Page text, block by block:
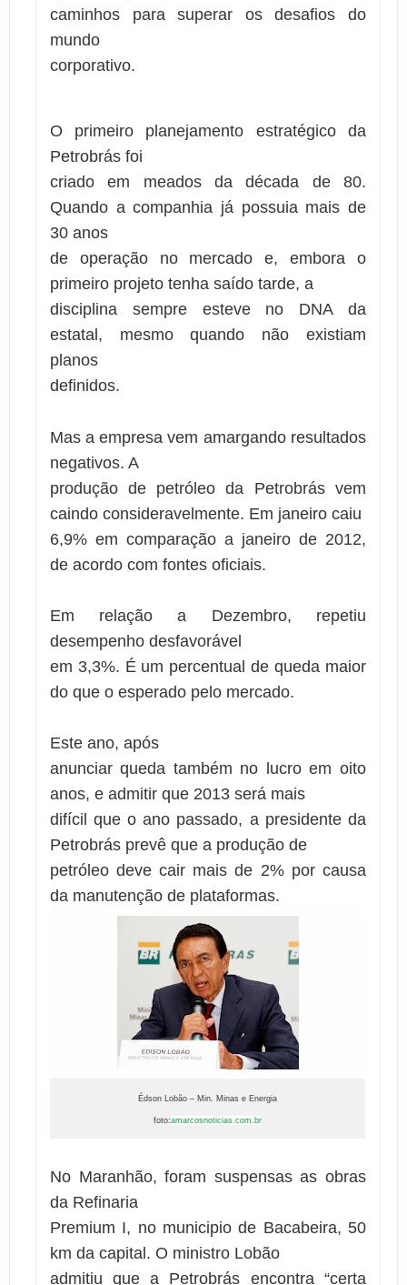
caminhos para superar os desafios do
mundo
corporativo.
O primeiro planejamento estratégico da
Petrobrás foi
criado em meados da década de 80.
Quando a companhia já possuia mais de
30 anos
de operação no mercado e, embora o
primeiro projeto tenha saído tarde, a
disciplina sempre esteve no DNA da
estatal, mesmo quando não existiam
planos
definidos.
Mas a empresa vem amargando resultados
negativos. A
produção de petróleo da Petrobrás vem
caindo consideravelmente. Em janeiro caiu
6,9% em comparação a janeiro de 2012,
de acordo com fontes oficiais.
Em relação a Dezembro, repetiu
desempenho desfavorável
em 3,3%. É um percentual de queda maior
do que o esperado pelo mercado.
Este ano, após
anunciar queda também no lucro em oito
anos, e admitir que 2013 será mais
difícil que o ano passado, a presidente da
Petrobrás prevê que a produção de
petróleo deve cair mais de 2% por causa
da manutenção de plataformas.
Édson Lobão – Min. Minas e Energia
foto:amarcosnoticias.com.br
No Maranhão, foram suspensas as obras
da Refinaria
Premium I, no municipio de Bacabeira, 50
km da capital. O ministro Lobão
admitiu que a Petrobrás encontra “certa